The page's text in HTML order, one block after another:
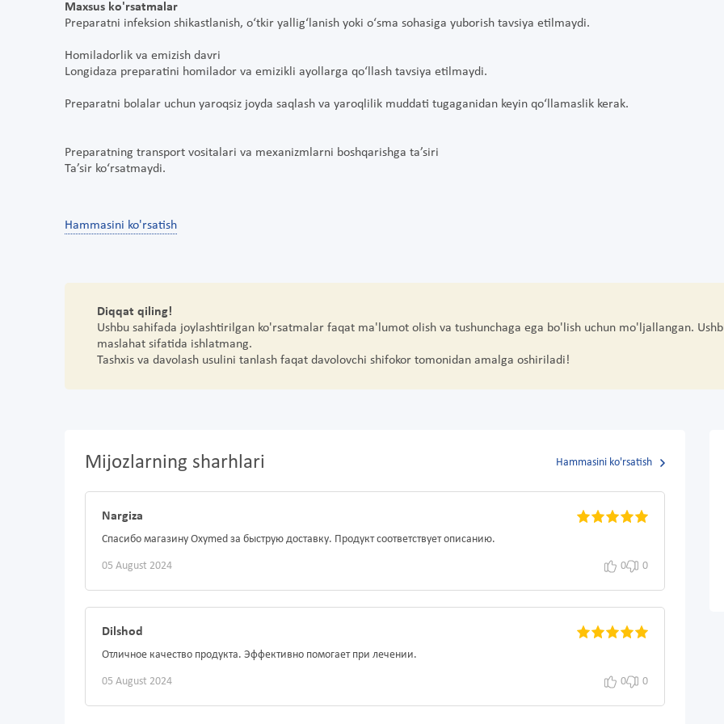
Maxsus ko'rsatmalar
Preparatni infeksion shikastlanish, o‘tkir yallig‘lanish yoki o‘sma sohasiga yuborish tavsiya etilmaydi.
Homiladorlik va emizish davri
Longidaza preparatini homilador va emizikli ayollarga qo‘llash tavsiya etilmaydi.
Preparatni bolalar uchun yaroqsiz joyda saqlash va yaroqlilik muddati tugaganidan keyin qo‘llamaslik kerak.
Preparatning transport vositalari va mexanizmlarni boshqarishga ta’siri
Ta’sir ko‘rsatmaydi.
Hammasini ko'rsatish
Diqqat qiling!
Ushbu sahifada joylashtirilgan ko'rsatmalar faqat ma'lumot olish va tushunchaga ega bo'lish uchun mo'ljallangan.
maslahat sifatida ishlatmang.
Tashxis va davolash usulini tanlash faqat davolovchi shifokor tomonidan amalga oshiriladi!
Mijozlarning sharhlari Hammasini ko'rsatish
Nargiza
Спасибо магазину Oxymed за быструю доставку. Продукт соответствует описанию.
05 August 2024 0 0
Dilshod
Отличное качество продукта. Эффективно помогает при лечении.
05 August 2024 0 0